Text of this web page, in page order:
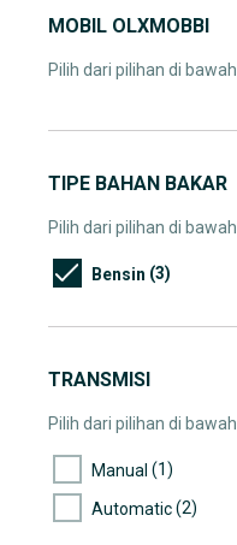
MOBIL OLXMOBBI
Pilih dari pilihan di bawah
TIPE BAHAN BAKAR
Pilih dari pilihan di bawah
Bensin (3)
TRANSMISI
Pilih dari pilihan di bawah
Manual (1)
Automatic(2)